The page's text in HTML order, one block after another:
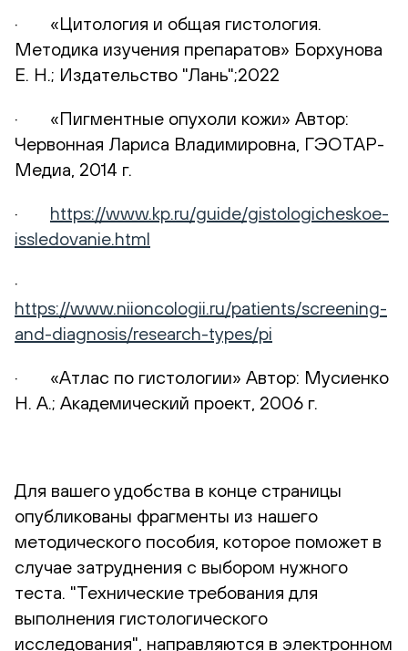
· «Цитология и общая гистология.
Методика изучения препаратов» Борхунова
Е. Н.; Издательство "Лань";2022
· «Пигментные опухоли кожи» Автор:
Червонная Лариса Владимировна, ГЭОТАР-
Медиа, 2014 г.
· https://www.kp.ru/guide/gistologicheskoe-
issledovanie.html
·
https://www.niioncologii.ru/patients/screening-
and-diagnosis/research-types/pi
· «Атлас по гистологии» Автор: Мусиенко
Н. А.; Академический проект, 2006 г.
Для вашего удобства в конце страницы
опубликованы фрагменты из нашего
методического пособия, которое поможет в
случае затруднения с выбором нужного
теста. "Технические требования для
выполнения гистологического
исследования", направляются в электронном